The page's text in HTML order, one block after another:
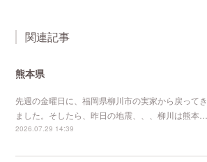
関連記事
熊本県
先週の金曜日に、福岡県柳川市の実家から戻ってき
ました。そしたら、昨日の地震、、、柳川は熊本…
2026.07.29 14:39